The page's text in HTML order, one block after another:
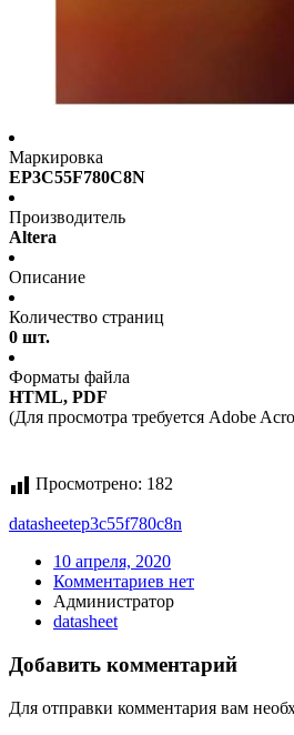
Маркировка
EP3C55F780C8N
Производитель
Altera
Описание
Количество страниц
0 шт.
Форматы файла
HTML, PDF
(Для просмотра требуется Adobe
Просмотрено: 182
datasheetep3c55f780c8n
10 апреля, 2020
Комментариев нет
Администратор
datasheet
Добавить комментарий
Для отправки комментария вам